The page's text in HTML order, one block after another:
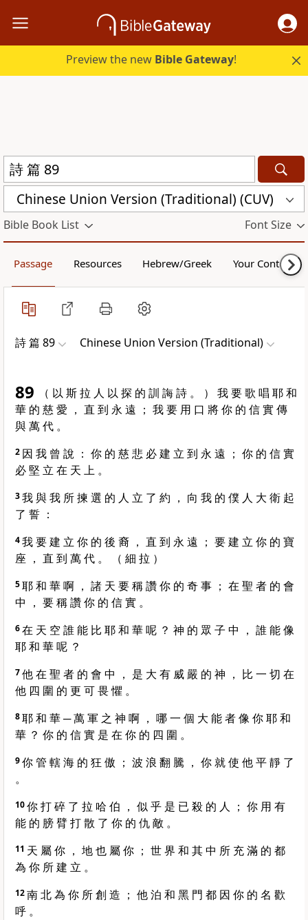
Preview the new Bible Gateway!
Chinese Union Version (Traditional) (CUV)
Bible Book List Font Size
Passage Resources Hebrew/Greek Your Content
詩 篇 89 Chinese Union Version (Traditional)
89
（ 以 斯 拉 人 以 探 的 訓 誨 詩 。 ） 我 要 歌 唱 耶 和
華 的 慈 愛 ， 直 到 永 遠 ； 我 要 用 口 將 你 的 信 實 傳
與 萬 代 。
2 因 我 曾 說 ： 你 的 慈 悲 必 建 立 到 永 遠 ； 你 的 信 實
必 堅 立 在 天 上 。
3我 與 我 所 揀 選 的 人 立 了 約 ， 向 我 的 僕 人 大 衛 起
了 誓 ：
4我 要 建 立 你 的 後 裔 ， 直 到 永 遠 ； 要 建 立 你 的 寶
座 ， 直 到 萬 代 。 （ 細 拉 ）
5耶 和 華 啊 ， 諸 天 要 稱 讚 你 的 奇 事 ； 在 聖 者 的 會
中 ， 要 稱 讚 你 的 信 實 。
6在 天 空 誰 能 比 耶 和 華 呢 ？ 神 的 眾 子 中 ， 誰 能 像
耶 和 華 呢 ？
7他 在 聖 者 的 會 中 ， 是 大 有 威 嚴 的 神 ， 比 一 切 在
他 四 圍 的 更 可 畏 懼 。
8耶 和 華 ─ 萬 軍 之 神 啊 ， 哪 一 個 大 能 者 像 你 耶 和
華 ？ 你 的 信 實 是 在 你 的 四 圍 。
9你 管 轄 海 的 狂 傲 ； 波 浪 翻 騰 ， 你 就 使 他 平 靜 了
。
10你 打 碎 了 拉 哈 伯 ， 似 乎 是 已 殺 的 人 ； 你 用 有
能 的 膀 臂 打 散 了 你 的 仇 敵 。
11 天 屬 你 ， 地 也 屬 你 ； 世 界 和 其 中 所 充 滿 的 都
為 你 所 建 立 。
12南 北 為 你 所 創 造 ； 他 泊 和 黑 門 都 因 你 的 名 歡
呼 。